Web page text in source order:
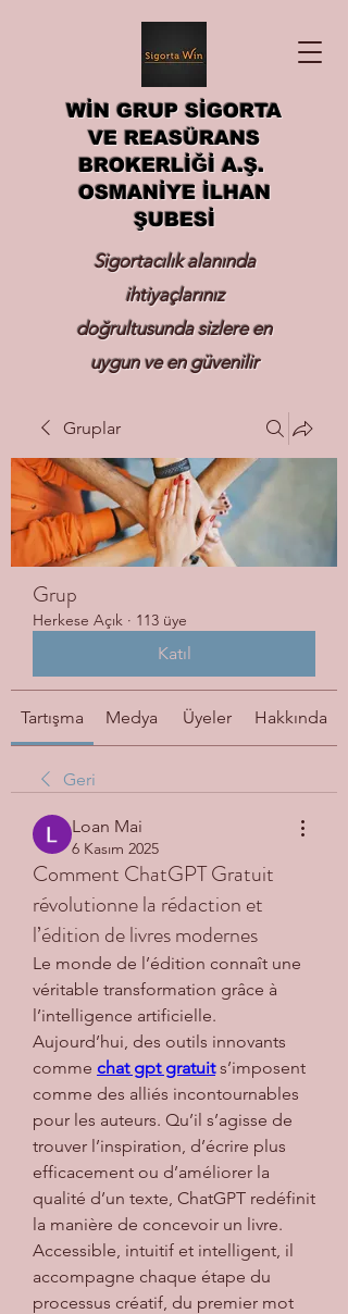
WİN GRUP SİGORTA
VE REASÜRANS
BROKERLİĞİ A.Ş.
OSMANİYE İLHAN
ŞUBESİ
Sigortacılık alanında
ihtiyaçlarınız
doğrultusunda sizlere en
uygun ve en güvenilir
Gruplar
Grup
Herkese Açık · 113 üye
Katıl
Tartışma Medya Üyeler Hakkında
Geri
Loan Mai
6 Kasım 2025
Comment ChatGPT Gratuit
révolutionne la rédaction et
l’édition de livres modernes
Le monde de l’édition connaît une
véritable transformation grâce à
l’intelligence artificielle.
Aujourd’hui, des outils innovants
comme chat gpt gratuit s’imposent
comme des alliés incontournables
pour les auteurs. Qu’il s’agisse de
trouver l’inspiration, d’écrire plus
efficacement ou d’améliorer la
qualité d’un texte, ChatGPT redéfinit
la manière de concevoir un livre.
Accessible, intuitif et intelligent, il
accompagne chaque étape du
processus créatif, du premier mot